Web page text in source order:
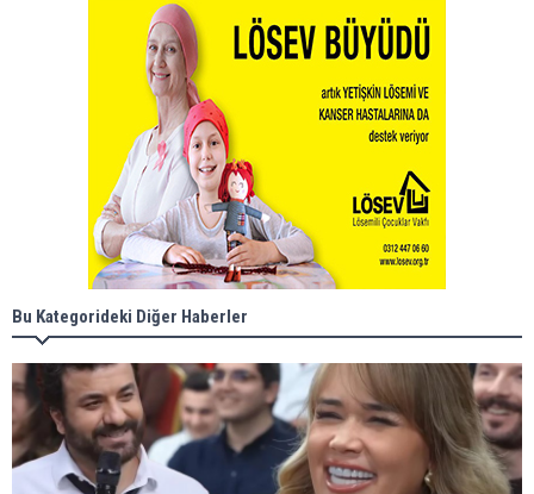
Bu Kategorideki Diğer Haberler